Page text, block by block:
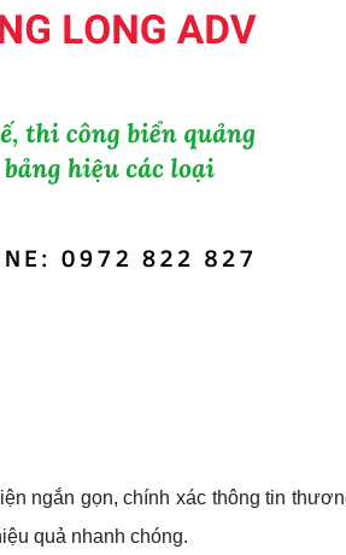
ngắn gọn, chính xác thông tin
quả nhanh chóng.